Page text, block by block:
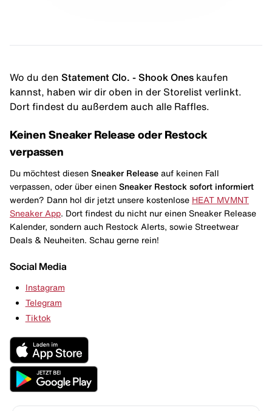
Wo du den Statement Clo. - Shook Ones kaufen
kannst, haben wir dir oben in der Storelist verlinkt.
Dort findest du außerdem auch alle Raffles.
Keinen Sneaker Release oder Restock
verpassen
Du möchtest diesen Sneaker Release auf keinen Fall
verpassen, oder über einen Sneaker Restock sofort informiert
werden? Dann hol dir jetzt unsere kostenlose HEAT MVMNT
Sneaker App . Dort findest du nicht nur einen Sneaker Release
Kalender, sondern auch Restock Alerts, sowie Streetwear
Deals & Neuheiten. Schau gerne rein!
Social Media
Instagram
Telegram
Tiktok